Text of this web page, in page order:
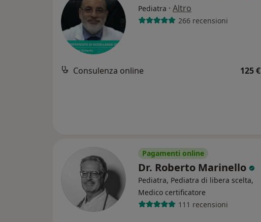
Pediatra · Altro
266 recensioni
Consulenza online 125 €
Pagamenti online
Dr. Roberto Marinello
Pediatra, Pediatra di libera scelta,
Medico certificatore
111 recensioni